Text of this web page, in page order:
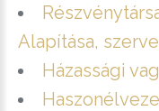
Alapítása,
Házassági